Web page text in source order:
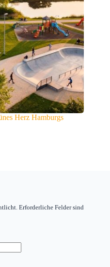
Herz Hamburgs
Erforderliche Felder sind